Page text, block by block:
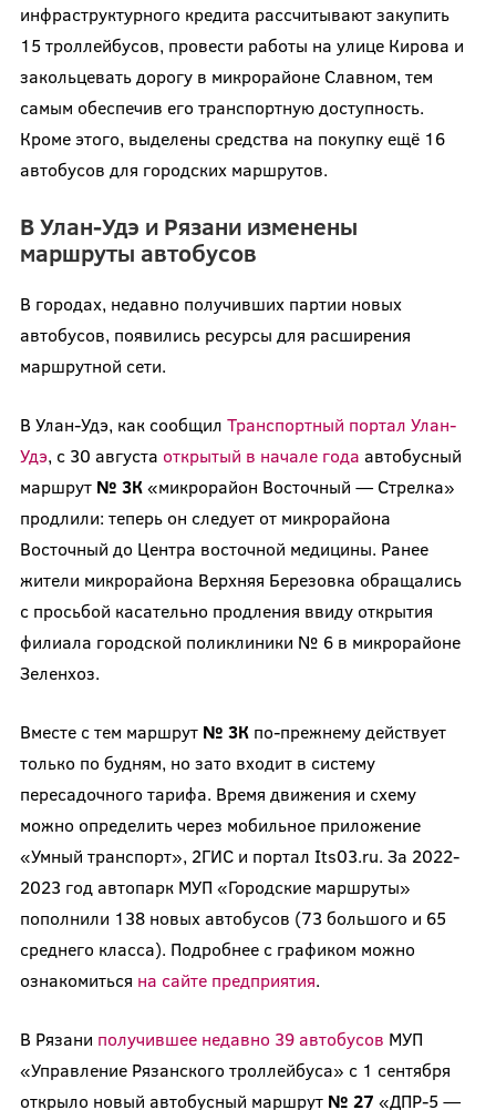
инфраструктурного кредита рассчитывают закупить
15 троллейбусов, провести работы на улице Кирова и
закольцевать дорогу в микрорайоне Славном, тем
самым обеспечив его транспортную доступность.
Кроме этого, выделены средства на покупку ещё 16
автобусов для городских маршрутов.
В Улан-Удэ и Рязани изменены
маршруты автобусов
В городах, недавно получивших партии новых
автобусов, появились ресурсы для расширения
маршрутной сети.
В Улан-Удэ, как сообщил Транспортный портал Улан-
Удэ, с 30 августа открытый в начале года автобусный
маршрут№ 3К «микрорайон Восточный — Стрелка»
продлили: теперь он следует от микрорайона
Восточный до Центра восточной медицины. Ранее
жители микрорайона Верхняя Березовка обращались
с просьбой касательно продления ввиду открытия
филиала городской поликлиники № 6 в микрорайоне
Зеленхоз.
Вместе с тем маршрут № 3К по-прежнему действует
только по будням, но зато входит в систему
пересадочного тарифа. Время движения и схему
можно определить через мобильное приложение
«Умный транспорт», 2ГИС и портал Its03.ru. За 2022-
2023 год автопарк МУП «Городские маршруты»
пополнили 138 новых автобусов (73 большого и 65
среднего класса). Подробнее с графиком можно
ознакомиться на сайте предприятия.
В Рязани получившее недавно 39 автобусов МУП
«Управление Рязанского троллейбуса» с 1 сентября
открыло новый автобусный маршрут № 27 «ДПР-5 —